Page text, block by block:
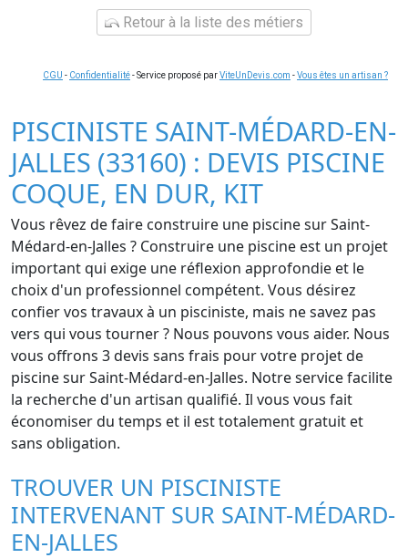
Retour à la liste des métiers
CGU - Confidentialité- Service proposé parViteUnDevis.com -Vous êtes un artisan ?
PISCINISTE SAINT-MÉDARD-EN-
JALLES (33160) : DEVIS PISCINE
COQUE, EN DUR, KIT
Vous rêvez de faire construire une piscine sur Saint-
Médard-en-Jalles ? Construire une piscine est un projet
important qui exige une réflexion approfondie et le
choix d'un professionnel compétent. Vous désirez
confier vos travaux à un pisciniste, mais ne savez pas
vers qui vous tourner ? Nous pouvons vous aider. Nous
vous offrons 3 devis sans frais pour votre projet de
piscine sur Saint-Médard-en-Jalles. Notre service facilite
la recherche d'un artisan qualifié. Il vous vous fait
économiser du temps et il est totalement gratuit et
sans obligation.
TROUVER UN PISCINISTE
INTERVENANT SUR SAINT-MÉDARD-
EN-JALLES